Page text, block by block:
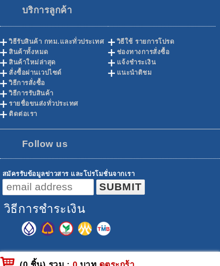
บริการลูกค้า
วิธีรับสินค้า กทม.และทั่วประเทศ
สินค้าทั้งหมด
สินค้าใหม่ล่าสุด
สั่งซื้อผ่านเวปไซด์
วิธีการสั่งซื้อ
วิธีการรับสินค้า
รายชื่อขนส่งทั่วประเทศ
ติดต่อเรา
วิธีใช้ รายการโปรด
ช่องทางการสั่งซื้อ
แจ้งชำระเงิน
แนะนำติชม
Follow us
สมัครรับข้อมูลข่าวสาร และโปรโมชั่นจากเรา
วิธีการชำระเงิน